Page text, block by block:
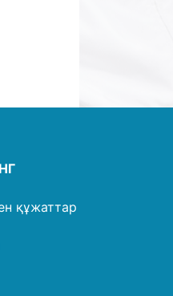
құжаттар